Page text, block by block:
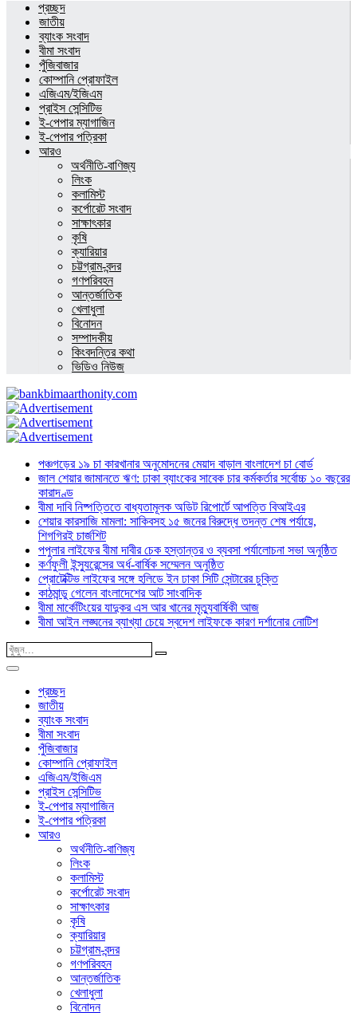
প্রচ্ছদ
জাতীয়
ব্যাংক সংবাদ
বীমা সংবাদ
পুঁজিবাজার
কোম্পানি প্রোফাইল
এজিএম/ইজিএম
প্রাইস সেন্সিটিভ
ই-পেপার ম্যাগাজিন
ই-পেপার পত্রিকা
আরও
অর্থনীতি-বাণিজ্য
লিংক
কলামিস্ট
কর্পোরেট সংবাদ
সাক্ষাৎকার
কৃষি
ক্যারিয়ার
চট্টগ্রাম-বন্দর
গণপরিবহন
আন্তর্জাতিক
খেলাধুলা
বিনোদন
সম্পাদকীয়
কিংবদন্তির কথা
ভিডিও নিউজ
পঞ্চগড়ের ১৯ চা কারখানার অনুমোদনের মেয়াদ বাড়াল বাংলাদেশ চা বোর্ড
জাল শেয়ার জামানতে ঋণ: ঢাকা ব্যাংকের সাবেক চার কর্মকর্তার সর্বোচ্চ ১০ বছরের
কারাদণ্ড
বীমা দাবি নিষ্পত্তিতে বাধ্যতামূলক অডিট রিপোর্টে আপত্তি বিআইএর
শেয়ার কারসাজি মামলা: সাকিবসহ ১৫ জনের বিরুদ্ধে তদন্ত শেষ পর্যায়ে,
শিগগিরই চার্জশিট
পপুলার লাইফের বীমা দাবীর চেক হস্তান্তর ও ব্যবসা পর্যালোচনা সভা অনুষ্ঠিত
কর্ণফুলী ইন্স্যুরেন্সের অর্ধ-বার্ষিক সম্মেলন অনুষ্ঠিত
প্রোটেক্টিভ লাইফের সঙ্গে হলিডে ইন ঢাকা সিটি সেন্টারের চুক্তি
কাঠমান্ডু গেলেন বাংলাদেশের আট সাংবাদিক
বীমা মার্কেটিংয়ের যাদুকর এস আর খানের মৃত্যুবার্ষিকী আজ
বীমা আইন লঙ্ঘনের ব্যাখ্যা চেয়ে স্বদেশ লাইফকে কারণ দর্শানোর নোটিশ
প্রচ্ছদ
জাতীয়
ব্যাংক সংবাদ
বীমা সংবাদ
পুঁজিবাজার
কোম্পানি প্রোফাইল
এজিএম/ইজিএম
প্রাইস সেন্সিটিভ
ই-পেপার ম্যাগাজিন
ই-পেপার পত্রিকা
আরও
অর্থনীতি-বাণিজ্য
লিংক
কলামিস্ট
কর্পোরেট সংবাদ
সাক্ষাৎকার
কৃষি
ক্যারিয়ার
চট্টগ্রাম-বন্দর
গণপরিবহন
আন্তর্জাতিক
খেলাধুলা
বিনোদন